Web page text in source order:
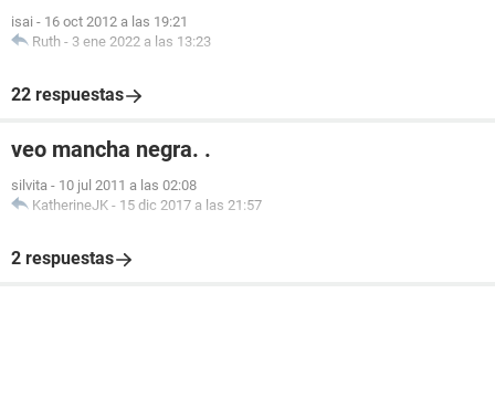
isai - 16 oct 2012 a las 19:21
Ruth - 3 ene 2022 a las 13:23
22 respuestas
veo mancha negra. .
silvita - 10 jul 2011 a las 02:08
KatherineJK - 15 dic 2017 a las 21:57
2 respuestas